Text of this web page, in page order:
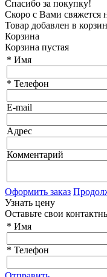
Спасибо за покупку!
Скоро с Вами свяжется
Товар добавлен в
Корзина
Корзина пустая
* Имя
* Телефон
E-mail
Адрес
Комментарий
Оформить заказ
Узнать цену
Оставьте свои
* Имя
* Телефон